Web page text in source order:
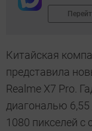
Китайская
представила
Realme X7 Pro.
диагональю
1080 пикселей с